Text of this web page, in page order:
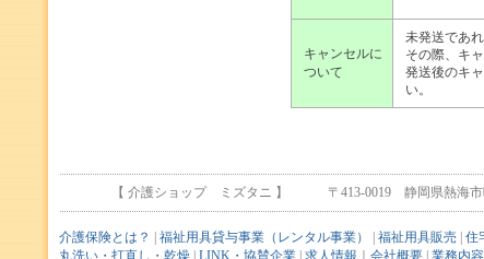
キャンセルに
ついて
未発送であ
その際、キ
発送後のキ
い。
【 介護ショップ ミズタニ 】 〒413-0019 静岡県熱海市
介護保険とは？ 福祉用具貸与事業（レンタル事業） 福祉用具販売 住
丸洗い・打直し・乾燥 LINK・協賛企業 求人情報 会社概要 業務内容